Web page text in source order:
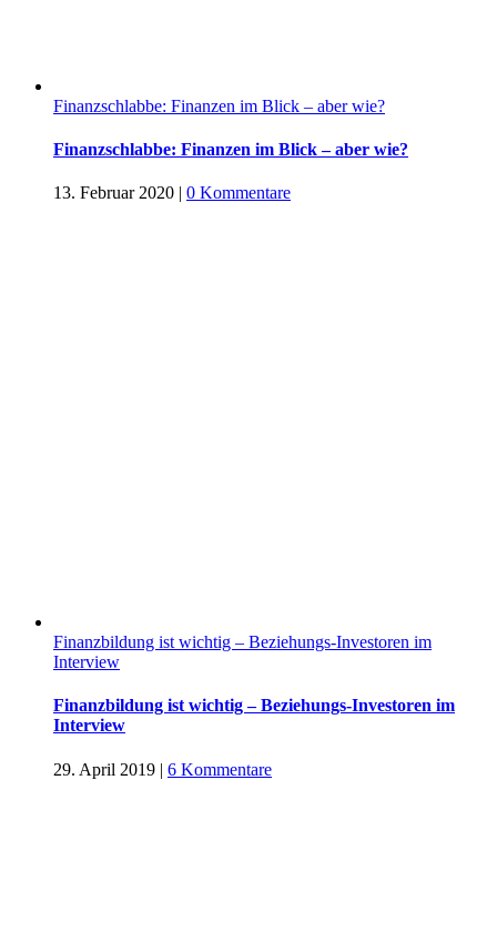
Finanzschlabbe: Finanzen im Blick – aber wie?
Finanzschlabbe: Finanzen im Blick – aber wie?
13. Februar 2020 | 0 Kommentare
Finanzbildung ist wichtig – Beziehungs-Investoren im
Interview
Finanzbildung ist wichtig – Beziehungs-Investoren im
Interview
29. April 2019 | 6 Kommentare